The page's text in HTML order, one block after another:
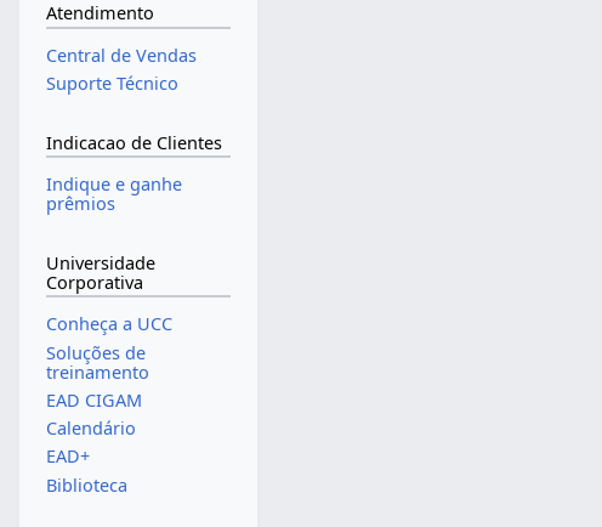
Atendimento
Central de Vendas
Suporte Técnico
Indicacao de Clientes
Indique e ganhe
prêmios
Universidade
Corporativa
Conheça a UCC
Soluções de
treinamento
EAD CIGAM
Calendário
EAD+
Biblioteca